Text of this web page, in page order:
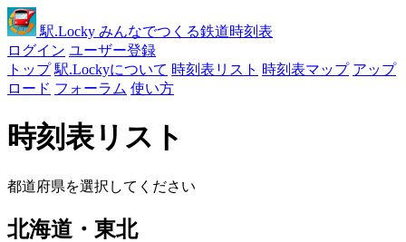
駅.Locky みんなでつくる鉄道時刻表
ログイン ユーザー登録
トップ 駅.Lockyについて 時刻表リスト 時刻表マップ アップ
ロード フォーラム 使い方
時刻表リスト
都道府県を選択してください
北海道・東北